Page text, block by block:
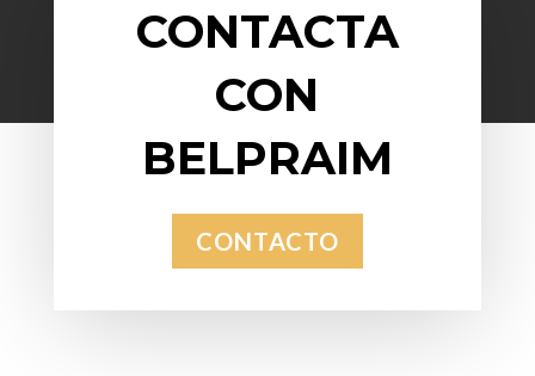
CONTACTA
CON
BELPRAIM
CONTACTO